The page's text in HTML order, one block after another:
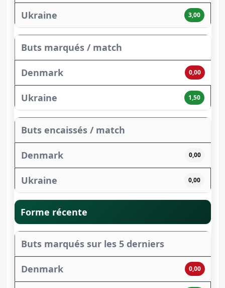
3,00
Buts marqués / match
0,00
1,50
Buts encaissés / match
0,00
0,00
Forme récente
Buts marqués sur les 5 derniers
0,00